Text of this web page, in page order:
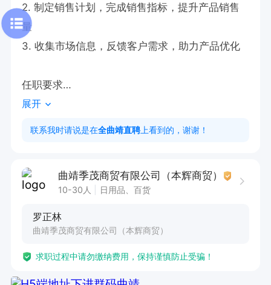
2. 制定销售计划，完成销售指标，提升产品销售
量
3. 收集市场信息，反馈客户需求，助力产品优化
任职要求
1. 具备良好沟通能力，抗压能力和团队协作精神
2. 有快消品销售经验者优先
展开
联系我时请说是在全曲靖直聘 上看到的，谢谢！
曲靖季茂商贸有限公司（本辉商贸）
10-30人 日用品、百货
罗正林
曲靖季茂商贸有限公司（本辉商贸）
求职过程中请勿缴纳费用，保持谨慎防止受骗！